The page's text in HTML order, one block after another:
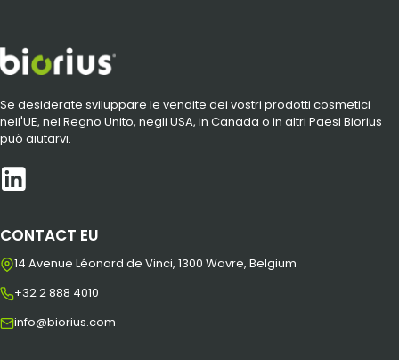
Se desiderate sviluppare le vendite dei vostri prodotti cosmetici
nell'UE, nel Regno Unito, negli USA, in Canada o in altri Paesi Biorius
può aiutarvi.
CONTACT EU
14 Avenue Léonard de Vinci, 1300 Wavre, Belgium
+32 2 888 4010
info@biorius.com